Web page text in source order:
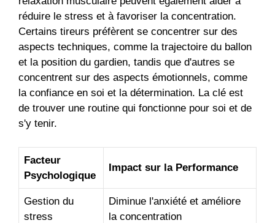
réduire le stress et à favoriser la concentration.
Certains tireurs préfèrent se concentrer sur des
aspects techniques, comme la trajectoire du ballon
et la position du gardien, tandis que d'autres se
concentrent sur des aspects émotionnels, comme
la confiance en soi et la détermination. La clé est
de trouver une routine qui fonctionne pour soi et de
s'y tenir.
Facteur
Psychologique
Impact sur la Performance
Gestion du
stress
Diminue l'anxiété et améliore
la concentration